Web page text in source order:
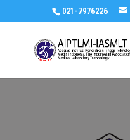
021-7976226